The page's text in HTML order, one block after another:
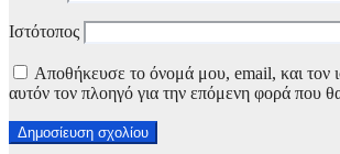
Ιστότοπος
Αποθήκευσε το όνομά μου, email, και τον
αυτόν τον πλοηγό για την επόμενη φορά που